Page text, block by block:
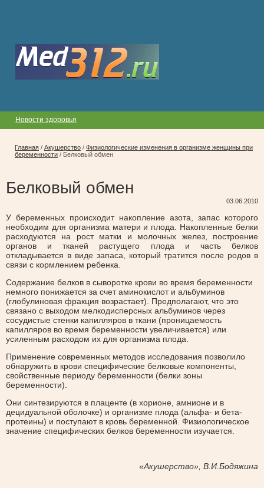
Новости здоровья
Главная / Акушерство / Физиологические изменения в организме женщины при
беременности / Белковый обмен
Белковый обмен
03.06.2010
У беременных происходит накопление азота, запас которого
необходим для организма матери и плода. Накопленные белки
расходуются на рост матки и молочных желез, построение
органов и тканей растущего плода и часть белков
откладывается в виде запаса, который тратится после родов в
связи с кормлением ребенка.
Содержание белков в сыворотке крови во время беременности
немного понижается за счет аминокислот и альбуминов
(глобулиновая фракция возрастает). Предполагают, что это
связано с выходом мелкодисперсных альбуминов через
сосудистые стенки капилляров в ткани (проницаемость
капилляров во время беременности увеличивается) или
усиленным расходом их для организма плода.
Применение современных методов исследования позволило
обнаружить в крови специфические белковые компоненты,
свойственные периоду беременности (белки зоны
беременности).
Они синтезируются в плаценте (в хорионе, амнионе и в
децидуальной оболочке) и организме плода (альфа- и бета-
протеины) и поступают в кровь беременной. Физиологическое
значение специфических белков беременности изучается.
«Акушерство», В.И.Бодяжина